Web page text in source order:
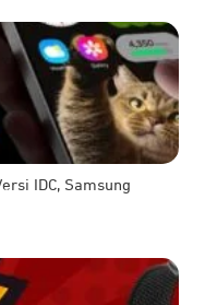
IDC, Samsung